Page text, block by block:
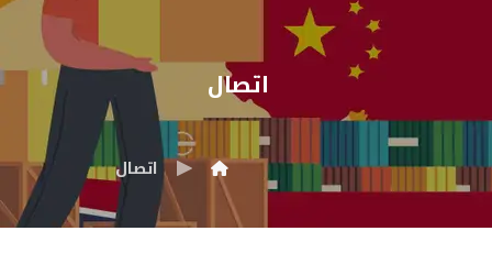
اتصال
اتصال